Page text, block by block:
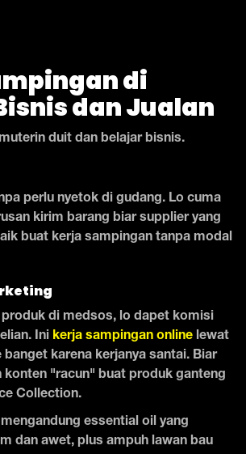
di
dan Jualan
duit dan belajar bisnis.
perlu nyetok di gudang. Lo cuma
kirim barang biar supplier yang
buat kerja sampingan tanpa modal
di medsos, lo dapet komisi
Ini kerja sampingan online lewat
banget karena kerjanya santai. Biar
konten "racun" buat produk ganteng
Collection.
essential oil yang
dan awet, plus ampuh lawan bau